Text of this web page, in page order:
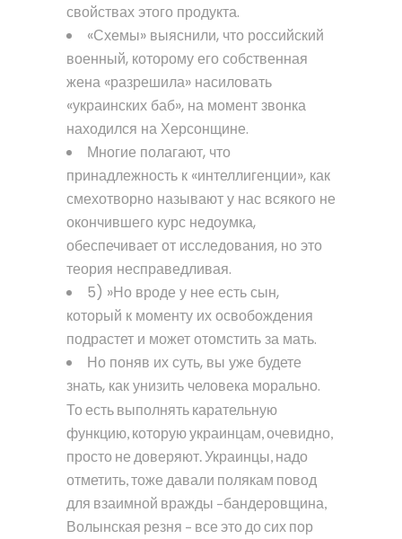
свойствах этого продукта.
«Схемы» выяснили, что российский
военный, которому его собственная
жена «разрешила» насиловать
«украинских баб», на момент звонка
находился на Херсонщине.
Многие полагают, что
принадлежность к «интеллигенции», как
смехотворно называют у нас всякого не
окончившего курс недоумка,
обеспечивает от исследования, но это
теория несправедливая.
5) »Но вроде у нее есть сын,
который к моменту их освобождения
подрастет и может отомстить за мать.
Но поняв их суть, вы уже будете
знать, как унизить человека морально.
То есть выполнять карательную
функцию, которую украинцам, очевидно,
просто не доверяют. Украинцы, надо
отметить, тоже давали полякам повод
для взаимной вражды –бандеровщина,
Волынская резня – все это до сих пор